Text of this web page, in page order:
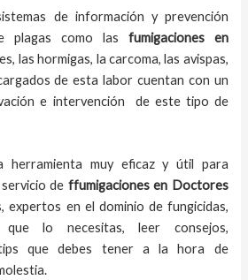
de información y prevención
plagas como las fumigacionesen
las hormigas, la carcoma, las avispas,
de esta labor cuentan con un
e intervención de este tipo de
herramienta muy eficaz y útil para
de ffumigaciones en Doctores
expertos en el dominio de fungicidas,
lo necesitas, leer consejos,
tips que debes tener a la hora de